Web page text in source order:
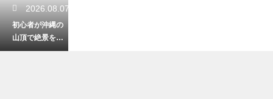
2026.08.07
初心者が沖縄の
山頂で絶景を見
る登山！安全に